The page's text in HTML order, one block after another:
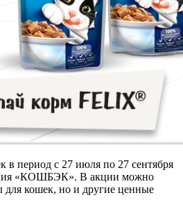
в период с 27 июля по 27 сентября
«КОШБЭК». В акции можно
для кошек, но и другие ценные